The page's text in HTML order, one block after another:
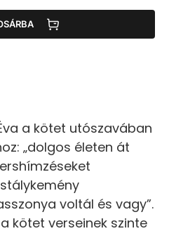
a kötet utószavában
„dolgos életen át
voltál és vagy”.
kötet verseinek szinte